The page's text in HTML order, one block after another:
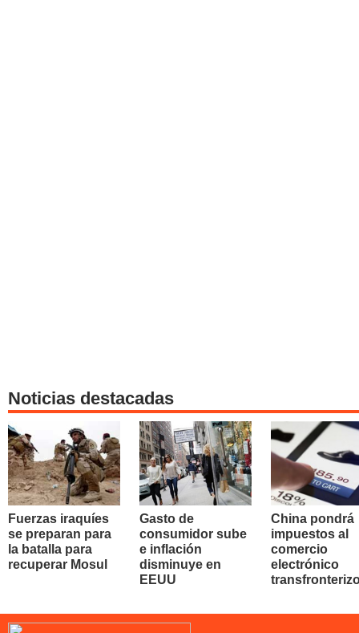
Noticias destacadas
Fuerzas iraquíes
se preparan para
la batalla para
recuperar Mosul
Gasto de
consumidor sube
e inflación
disminuye en
EEUU
China pondrá
impuestos al
comercio
electrónico